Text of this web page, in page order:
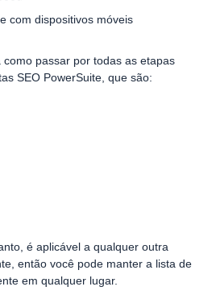
com dispositivos móveis
passar por todas as etapas
SEO PowerSuite, que são:
é aplicável a qualquer outra
então você pode manter a lista de
em qualquer lugar.